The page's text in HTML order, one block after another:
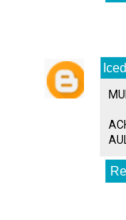
Iced